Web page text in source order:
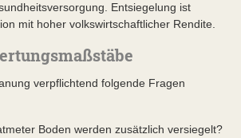
Entsiegelung ist
mit hoher volkswirtschaftlicher Rendite.
verpflichtend folgende Fragen
Boden werden zusätzlich versiegelt?